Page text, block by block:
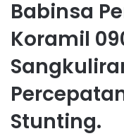
Babinsa
Koramil
Stunting.